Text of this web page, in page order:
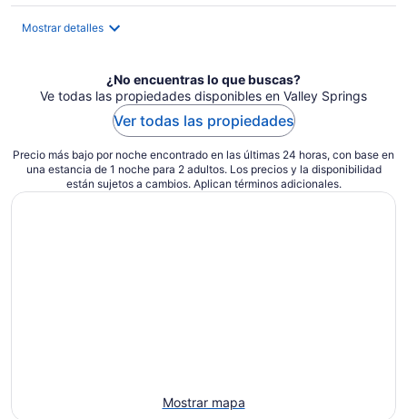
por
noche
Mostrar detalles
¿No encuentras lo que buscas?
Ve todas las propiedades disponibles en Valley Springs
Ver todas las propiedades
Precio más bajo por noche encontrado en las últimas 24 horas, con base en
una estancia de 1 noche para 2 adultos. Los precios y la disponibilidad
están sujetos a cambios. Aplican términos adicionales.
Mostrar mapa